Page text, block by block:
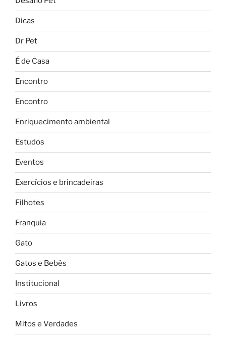
Dicas
Dr Pet
É de Casa
Encontro
Encontro
Enriquecimento ambiental
Estudos
Eventos
Exercícios e brincadeiras
Filhotes
Franquia
Gato
Gatos e Bebês
Institucional
Livros
Mitos e Verdades